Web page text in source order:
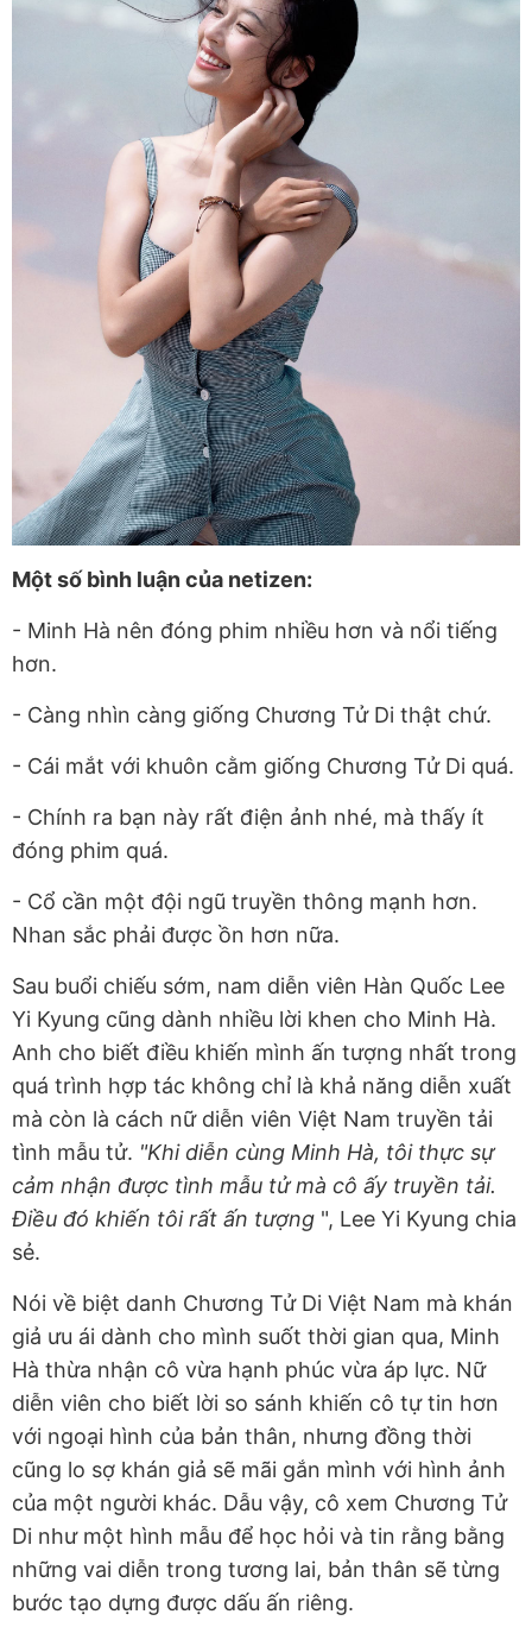
Một số bình luận của netizen:
- Minh Hà nên đóng phim nhiều hơn và nổi tiếng
hơn.
- Càng nhìn càng giống Chương Tử Di thật chứ.
- Cái mắt với khuôn cằm giống Chương Tử Di quá.
- Chính ra bạn này rất điện ảnh nhé, mà thấy ít
đóng phim quá.
- Cổ cần một đội ngũ truyền thông mạnh hơn.
Nhan sắc phải được ồn hơn nữa.
Sau buổi chiếu sớm, nam diễn viên Hàn Quốc Lee
Yi Kyung cũng dành nhiều lời khen cho Minh Hà.
Anh cho biết điều khiến mình ấn tượng nhất trong
quá trình hợp tác không chỉ là khả năng diễn xuất
mà còn là cách nữ diễn viên Việt Nam truyền tải
tình mẫu tử. "Khi diễn cùng Minh Hà, tôi thực sự
cảm nhận được tình mẫu tử mà cô ấy truyền tải.
Điều đó khiến tôi rất ấn tượng ", Lee Yi Kyung chia
sẻ.
Nói về biệt danh Chương Tử Di Việt Nam mà khán
giả ưu ái dành cho mình suốt thời gian qua, Minh
Hà thừa nhận cô vừa hạnh phúc vừa áp lực. Nữ
diễn viên cho biết lời so sánh khiến cô tự tin hơn
với ngoại hình của bản thân, nhưng đồng thời
cũng lo sợ khán giả sẽ mãi gắn mình với hình ảnh
của một người khác. Dẫu vậy, cô xem Chương Tử
Di như một hình mẫu để học hỏi và tin rằng bằng
những vai diễn trong tương lai, bản thân sẽ từng
bước tạo dựng được dấu ấn riêng.